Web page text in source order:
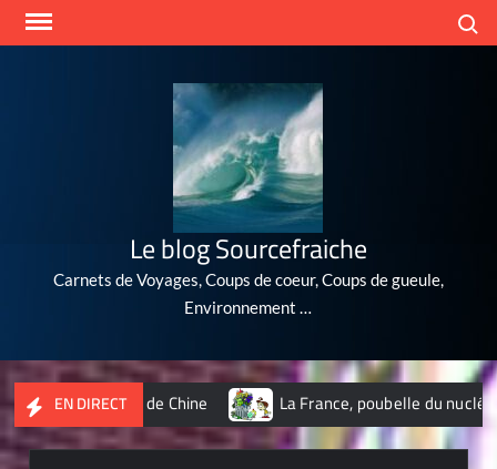
Skip
Le blog Sourcefraiche
Carnets de Voyages, Coups de coeur, Coups de gueule,
Environnement …
EN DIRECT
polluées de Chine La France, poubelle du nucléaire de